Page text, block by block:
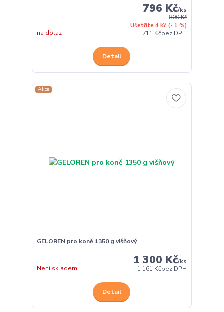
800 Kč
Ušetříte 4 Kč (- 1 %)
796 Kč/ks
711 Kčbez DPH
na dotaz
Detail
Akce
GELOREN pro koně 1350 g višňový
1 300 Kč/ks
1 161 Kčbez DPH
Není skladem
Detail